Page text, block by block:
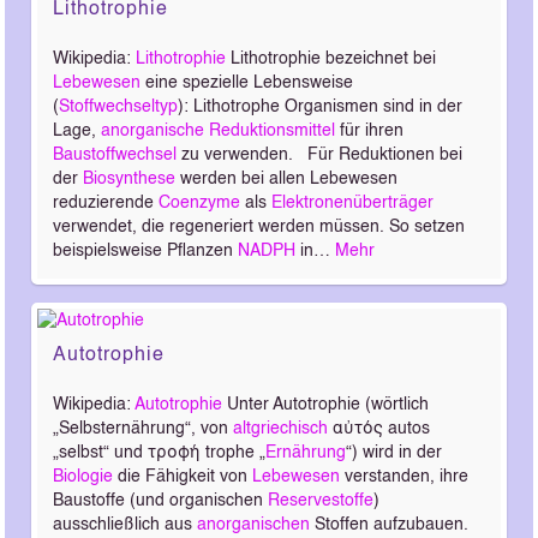
Lithotrophie
Wikipedia: Lithotrophie Lithotrophie bezeichnet bei
Lebewesen eine spezielle Lebensweise
(Stoffwechseltyp): Lithotrophe Organismen sind in der
Lage,anorganische Reduktionsmittel für ihren
Baustoffwechsel zu verwenden. Für Reduktionen bei
der Biosynthese werden bei allen Lebewesen
reduzierendeCoenzyme als Elektronenüberträger
verwendet, die regeneriert werden müssen. So setzen
beispielsweise Pflanzen NADPH in… Mehr
Autotrophie
Wikipedia:Autotrophie Unter Autotrophie (wörtlich
„Selbsternährung“, vonaltgriechisch αὐτός autos
„selbst“ und τροφή trophe „ Ernährung“) wird in der
Biologie die Fähigkeit von Lebewesen verstanden, ihre
Baustoffe (und organischen Reservestoffe)
ausschließlich ausanorganischen Stoffen aufzubauen.